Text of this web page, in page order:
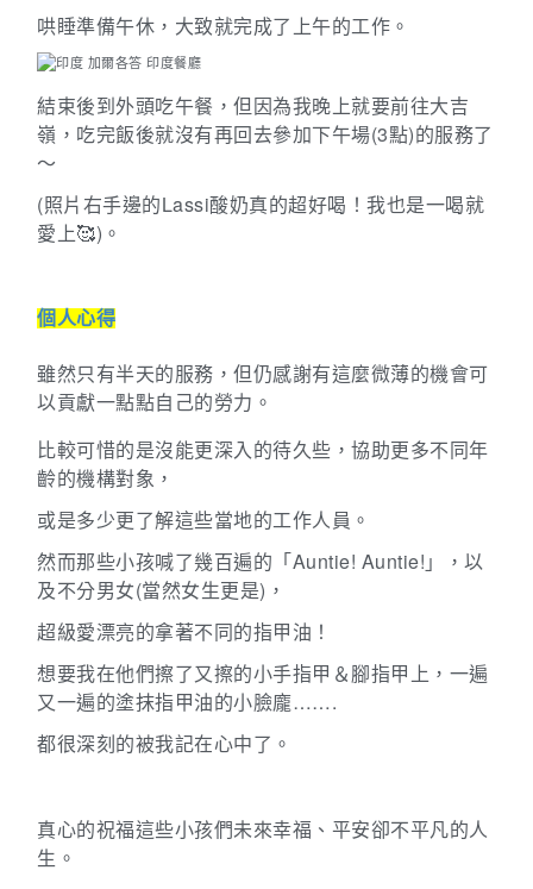
哄睡準備午休，大致就完成了上午的工作。
結束後到外頭吃午餐，但因為我晚上就要前往大吉
嶺，吃完飯後就沒有再回去參加下午場(3點)的服務了
～
(照片右手邊的Lassi酸奶真的超好喝！我也是一喝就
愛上🥰) 。
個人心得
雖然只有半天的服務，但仍感謝有這麼微薄的機會可
以貢獻一點點自己的勞力。
比較可惜的是沒能更深入的待久些，協助更多不同年
齡的機構對象，
或是多少更了解這些當地的工作人員。
然而那些小孩喊了幾百遍的「Auntie! Auntie! 」，以
及不分男女(當然女生更是) ，
超級愛漂亮的拿著不同的指甲油！
想要我在他們擦了又擦的小手指甲＆腳指甲上，一遍
又一遍的塗抹指甲油的小臉龐…….
都很深刻的被我記在心中了。
真心的祝福這些小孩們未來幸福、平安卻不平凡的人
生。